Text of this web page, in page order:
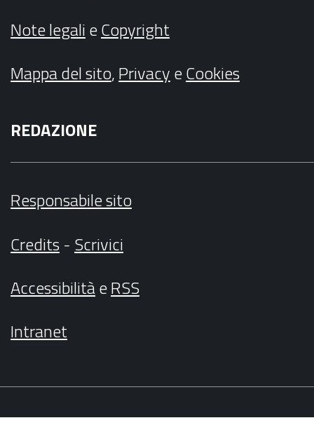
Note legalieCopyright
Mappa del sito,PrivacyeCookies
REDAZIONE
Responsabile sito
Credits- Scrivici
AccessibilitàeRSS
Intranet